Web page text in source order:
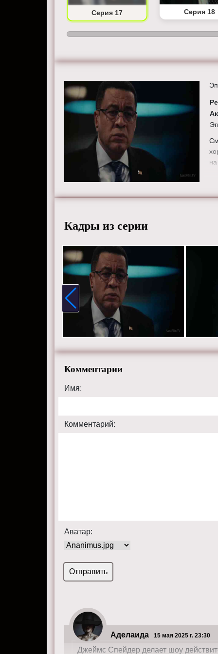
Серия 17 Серия 18
Кадры из серии
Комментарии
Имя:
Комментарий:
Аватар:
Аделаида 15 мая 2025 г. 23:30
Джеймс Спейдер делает шоу